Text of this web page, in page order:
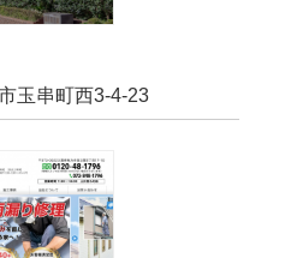
玉串町西3-4-23